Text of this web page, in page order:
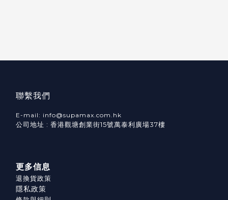
聯繫我們
E-mail: info@supamax.com.hk
公司地址 : 香港觀塘創業街15號萬泰利廣場37樓
更多信息
退換貨政策
隱私政策